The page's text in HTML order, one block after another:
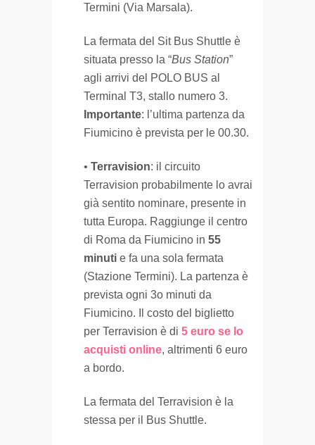
Termini (Via Marsala).
La fermata del Sit Bus Shuttle è
situata presso la “Bus Station”
agli arrivi del POLO BUS al
Terminal T3, stallo numero 3.
Importante: l’ultima partenza da
Fiumicino è prevista per le 00.30.
• Terravision: il circuito
Terravision probabilmente lo avrai
già sentito nominare, presente in
tutta Europa. Raggiunge il centro
di Roma da Fiumicino in 55
minuti e fa una sola fermata
(Stazione Termini). La partenza è
prevista ogni 3o minuti da
Fiumicino. Il costo del biglietto
per Terravision è di 5 euro se lo
acquisti online, altrimenti 6 euro
a bordo.
La fermata del Terravision è la
stessa per il Bus Shuttle.